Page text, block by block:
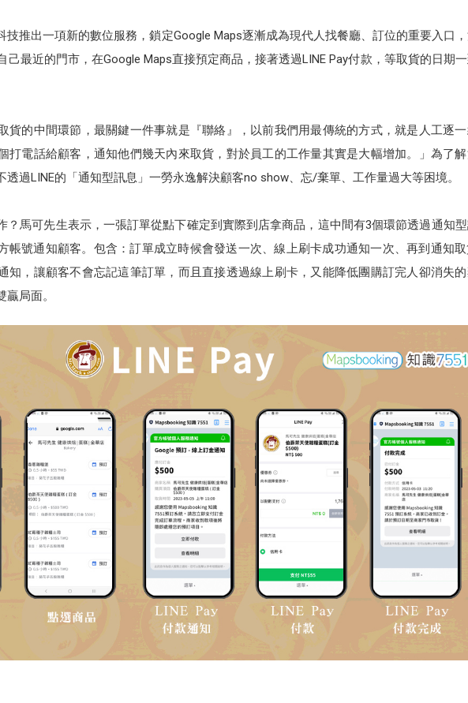
技推出一項新的數位服務，鎖定Google Maps逐漸成為現代人找餐廳、訂位的重要入口
己最近的門市，在Google Maps直接預定商品，接著透過LINE Pay付款，等取貨的日期
貨的中間環節，最關鍵一件事就是『聯絡』，以前我們用最傳統的方式，就是人工逐
打電話給顧客，通知他們幾天內來取貨，對於員工的工作量其實是大幅增加。」為了
過LINE的「通知型訊息」一勞永逸解決顧客no show、忘/棄單、工作量過大等困境。
？馬可先生表示，一張訂單從點下確定到實際到店拿商品，這中間有3個環節透過通知型
帳號通知顧客。包含：訂單成立時候會發送一次、線上刷卡成功通知一次、再到通知
知，讓顧客不會忘記這筆訂單，而且直接透過線上刷卡，又能降低團購訂完人卻消失
局面。